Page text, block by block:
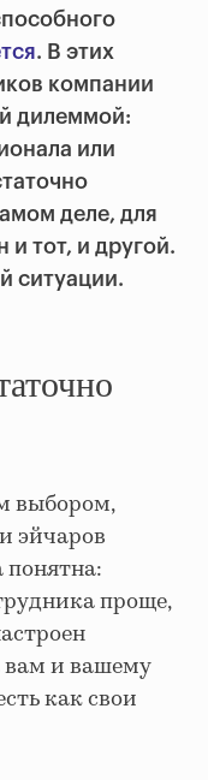
. В этих
компании
дилеммой:
или
деле, для
и тот, и другой.
ситуации.
выбором,
эйчаров
понятна:
проще,
вам и вашему
как свои